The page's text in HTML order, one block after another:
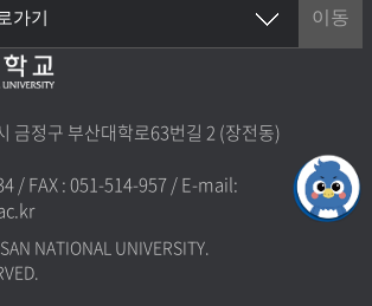
금정구 부산대학로63번길 2 (장전동)
/FAX : 051-514-957/E-mail:
NATIONAL UNIVERSITY.